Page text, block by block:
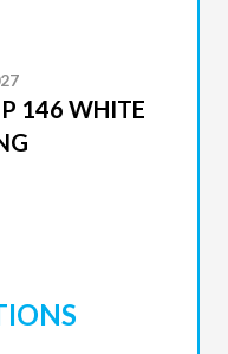
146 WHITE